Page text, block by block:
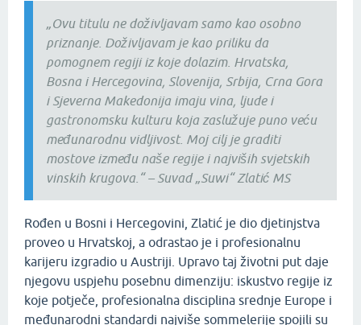
„Ovu titulu ne doživljavam samo kao osobno
priznanje. Doživljavam je kao priliku da
pomognem regiji iz koje dolazim. Hrvatska,
Bosna i Hercegovina, Slovenija, Srbija, Crna Gora
i Sjeverna Makedonija imaju vina, ljude i
gastronomsku kulturu koja zaslužuje puno veću
međunarodnu vidljivost. Moj cilj je graditi
mostove između naše regije i najviših svjetskih
vinskih krugova.“ – Suvad „Suwi“ Zlatić MS
Rođen u Bosni i Hercegovini, Zlatić je dio djetinjstva
proveo u Hrvatskoj, a odrastao je i profesionalnu
karijeru izgradio u Austriji. Upravo taj životni put daje
njegovu uspjehu posebnu dimenziju: iskustvo regije iz
koje potječe, profesionalna disciplina srednje Europe i
međunarodni standardi najviše sommelerije spojili su